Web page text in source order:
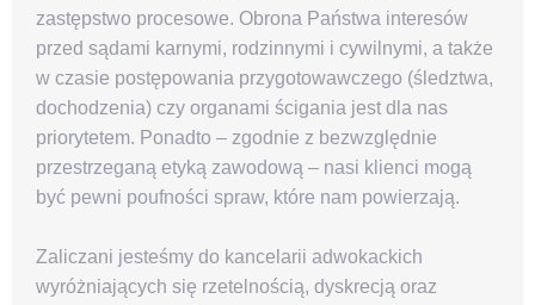
zastępstwo procesowe. Obrona Państwa interesów
przed sądami karnymi, rodzinnymi i cywilnymi, a także
w czasie postępowania przygotowawczego (śledztwa,
dochodzenia) czy organami ścigania jest dla nas
priorytetem. Ponadto – zgodnie z bezwzględnie
przestrzeganą etyką zawodową – nasi klienci mogą
być pewni poufności spraw, które nam powierzają.
Zaliczani jesteśmy do kancelarii adwokackich
wyróżniających się rzetelnością, dyskrecją oraz